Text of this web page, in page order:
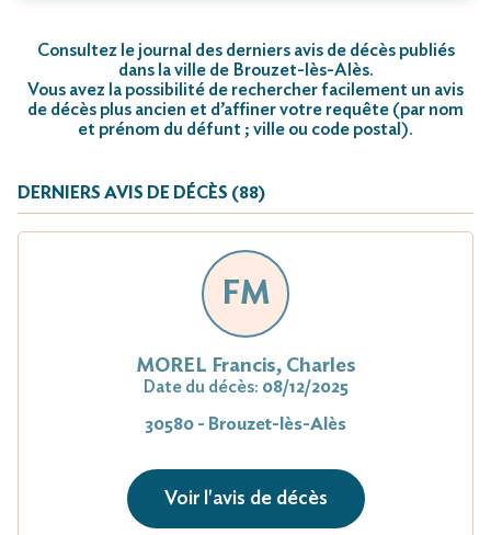
Consultez le journal des derniers avis de décès publiés
dans la ville de Brouzet-lès-Alès.
Vous avez la possibilité de rechercher facilement un avis
de décès plus ancien et d’affiner votre requête (par nom
et prénom du défunt ; ville ou code postal).
DERNIERS AVIS DE DÉCÈS (88)
FM
MOREL Francis, Charles
Date du décès: 08/12/2025
30580 - Brouzet-lès-Alès
Voir l'avis de décès